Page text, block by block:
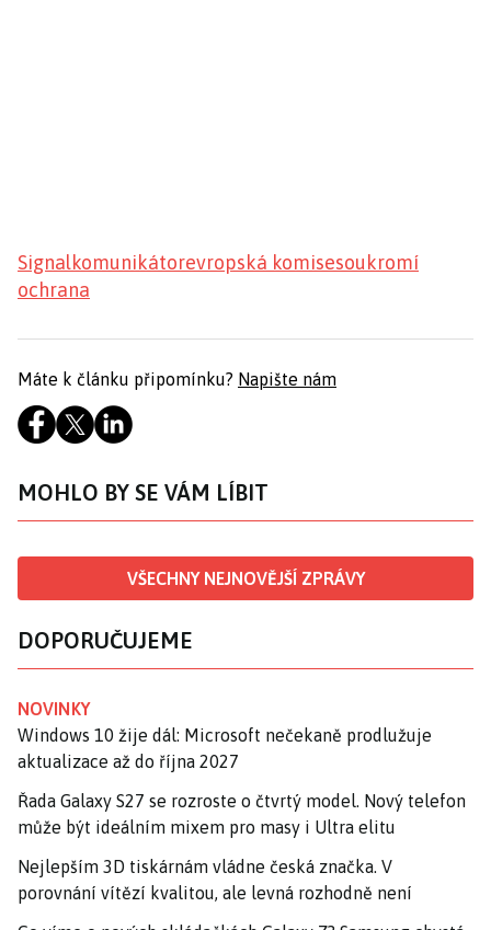
Signalkomunikátorevropská komisesoukromí
ochrana
Máte k článku připomínku? Napište nám
MOHLO BY SE VÁM LÍBIT
VŠECHNY NEJNOVĚJŠÍ ZPRÁVY
DOPORUČUJEME
NOVINKY
Windows 10 žije dál: Microsoft nečekaně prodlužuje
aktualizace až do října 2027
Řada Galaxy S27 se rozroste o čtvrtý model. Nový telefon
může být ideálním mixem pro masy i Ultra elitu
Nejlepším 3D tiskárnám vládne česká značka. V
porovnání vítězí kvalitou, ale levná rozhodně není